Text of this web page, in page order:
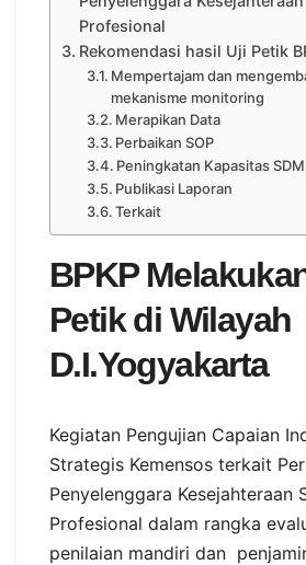
Profesional
Rekomendasi hasil Uji Petik
Mempertajam dan
mekanisme monitoring
Merapikan Data
Perbaikan SOP
Peningkatan Kapasitas SDM
Publikasi Laporan
Terkait
BPKP
Petik di Wilayah
D.I.Yogyakarta
Kegiatan Pengujian Capaian
Strategis Kemensos terkait
Penyelenggara Kesejahteraan
Profesional dalam rangka
penilaian mandiri dan